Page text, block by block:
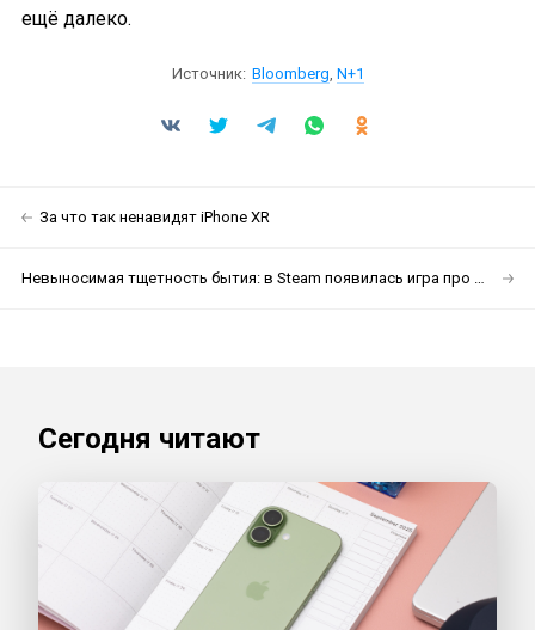
ещё далеко.
Источник: Bloomberg N+1
За что так ненавидят iPhone XR
Невыносимая тщетность бытия: в Steam появилась игра про жизнь в панельках. В ней нет цели
Сегодня читают